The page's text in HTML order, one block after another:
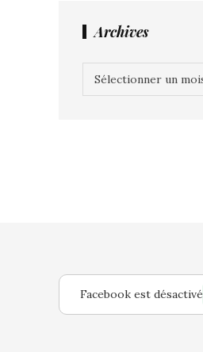
Archives
Facebook est désactivé